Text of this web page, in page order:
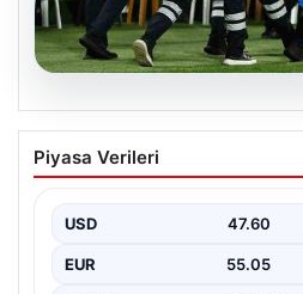
05.08.2026
Fenerbahçe’de Sturm
Oosterwolde’den
Almanya temsilcisi Sturm Graz'ı
Mücadele…
Piyasa Verileri
USD 47.60
EUR 55.05